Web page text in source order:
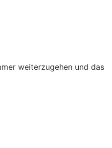
weiterzugehen und das